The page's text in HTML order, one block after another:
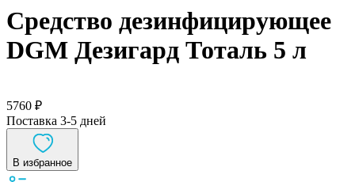
Средство дезинфицирующее
DGM Дезигард Тоталь 5 л
5760 ₽
Поставка 3-5 дней
В избранное